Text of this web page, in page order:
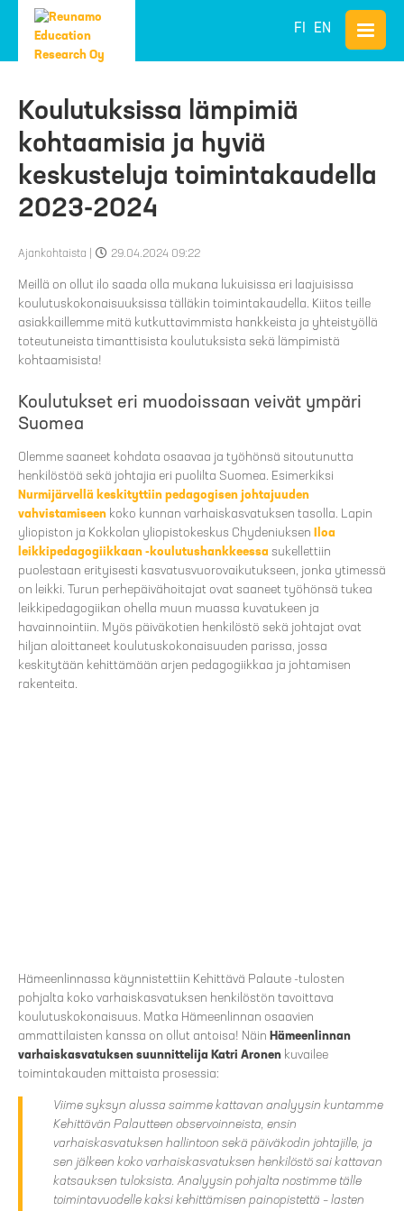
FI EN
Koulutuksissa lämpimiä
kohtaamisia ja hyviä
keskusteluja toimintakaudella
2023-2024
Ajankohtaista 29.04.2024 09:22
Meillä on ollut ilo saada olla mukana lukuisissa eri laajuisissa
koulutuskokonaisuuksissa tälläkin toimintakaudella. Kiitos teille
asiakkaillemme mitä kutkuttavimmista hankkeista ja yhteistyöllä
toteutuneista timanttisista koulutuksista sekä lämpimistä
kohtaamisista!
Koulutukset eri muodoissaan veivät ympäri
Suomea
Olemme saaneet kohdata osaavaa ja työhönsä sitoutunutta
henkilöstöä sekä johtajia eri puolilta Suomea. Esimerkiksi
Nurmijärvellä keskityttiin pedagogisen johtajuuden
vahvistamiseen koko kunnan varhaiskasvatuksen tasolla. Lapin
yliopiston ja Kokkolan yliopistokeskus Chydeniuksen
Iloa
leikkipedagogiikkaan -koulutushankkeessa sukellettiin
puolestaan erityisesti kasvatusvuorovaikutukseen, jonka ytimessä
on leikki. Turun perhepäivähoitajat ovat saaneet työhönsä tukea
leikkipedagogiikan ohella muun muassa kuvatukeen ja
havainnointiin. Myös päiväkotien henkilöstö sekä johtajat ovat
hiljan aloittaneet koulutuskokonaisuuden parissa, jossa
keskitytään kehittämään arjen pedagogiikkaa ja johtamisen
rakenteita.
Hämeenlinnassa käynnistettiin Kehittävä Palaute -tulosten
pohjalta koko varhaiskasvatuksen henkilöstön tavoittava
koulutuskokonaisuus. Matka Hämeenlinnan osaavien
ammattilaisten kanssa on ollut antoisa! Näin Hämeenlinnan
varhaiskasvatuksen suunnittelija Katri Aronen kuvailee
toimintakauden mittaista prosessia:
Viime syksyn alussa saimme kattavan analyysin kuntamme
Kehittävän Palautteen observoinneista, ensin
varhaiskasvatuksen hallintoon sekä päiväkodin johtajille, ja
sen jälkeen koko varhaiskasvatuksen henkilöstö sai kattavan
katsauksen tuloksista. Analyysin pohjalta nostimme tälle
toimintavuodelle kaksi kehittämisen painopistettä – lasten